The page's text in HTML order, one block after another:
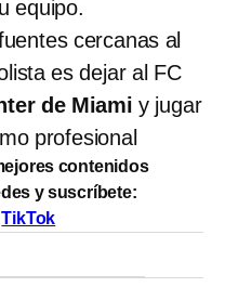
equipo.
cercanas al
es dejar al FC
de Miamiy jugar
profesional
contenidos
y suscríbete:
TikTok